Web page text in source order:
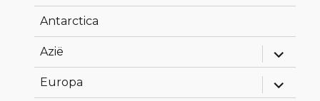
Antarctica
Azië
Alles
Europa
Alles